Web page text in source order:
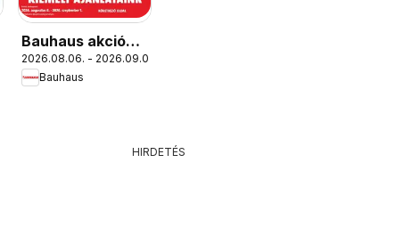
Bauhaus akciós
újság
2026.08.06. - 2026.09.01.
Bauhaus
HIRDETÉS